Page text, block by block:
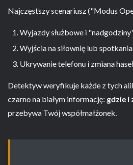
Najczęstszy scenariusz ("Modus
Wyjazdy służbowe i
Wyjścia na siłownię lub
Ukrywanie telefonu i zmiana
Detektyw weryfikuje każde z tych
czarno na białym informację: gdzie i
przebywa Twój współmałżonek.